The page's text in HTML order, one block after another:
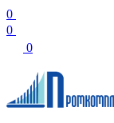
0
0
0